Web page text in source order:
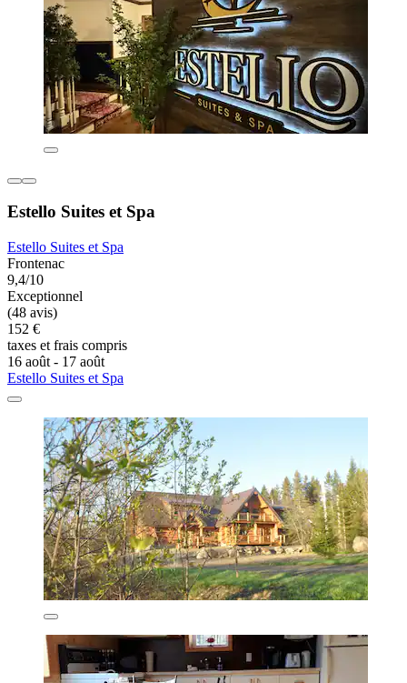
Estello Suites et Spa
Estello Suites et Spa
Frontenac
9,4/10
Exceptionnel
(48 avis)
152 €
taxes et frais compris
16 août - 17 août
Estello Suites et Spa